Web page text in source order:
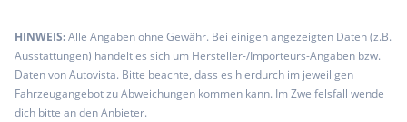
HINWEIS:Alle Angaben ohne Gewähr. Bei einigen angezeigten Daten (z.B.
Ausstattungen) handelt es sich um Hersteller-/Importeurs-Angaben bzw.
Daten von Autovista. Bitte beachte, dass es hierdurch im jeweiligen
Fahrzeugangebot zu Abweichungen kommen kann. Im Zweifelsfall wende
dich bitte an den Anbieter.